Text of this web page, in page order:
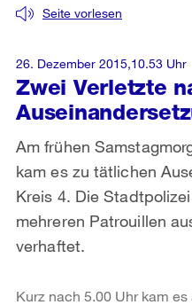
Zwei Verletzte
Seite vorlesen
Am frühen
kam es zu tätlichen
Kreis 4. Die
mehreren Patrouillen
verhaftet.
26. Dezember 2015,10.53 Uhr
Kurz nach 5.00 Uhr kam